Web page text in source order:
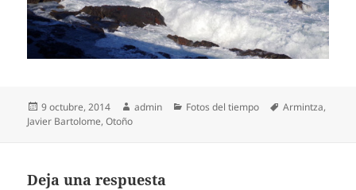
Publicado
el
9 octubre, 2014 Autor
admin Categorías
Fotos del tiempo Etiquetas
Armintza,
Javier Bartolome,Otoño
Deja una respuesta